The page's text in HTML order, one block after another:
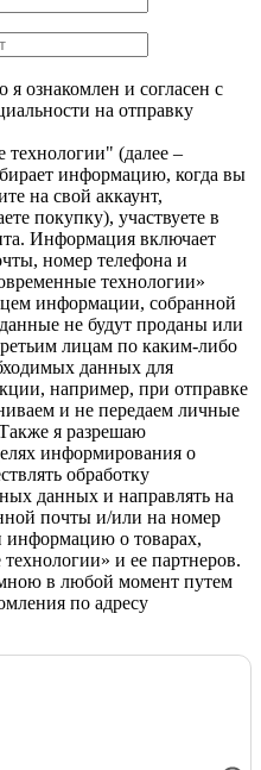
ознакомлен и согласен с
на отправку
(далее –
информацию, когда вы
на свой аккаунт,
покупку), участвуете в
Информация включает
номер телефона и
технологии»
информации, собранной
не будут проданы или
лицам по каким-либо
данных для
например, при отправке
и не передаем личные
я разрешаю
информирования о
обработку
данных и направлять на
почты и/или на номер
информацию о товарах,
и ее партнеров.
в любой момент путем
по адресу